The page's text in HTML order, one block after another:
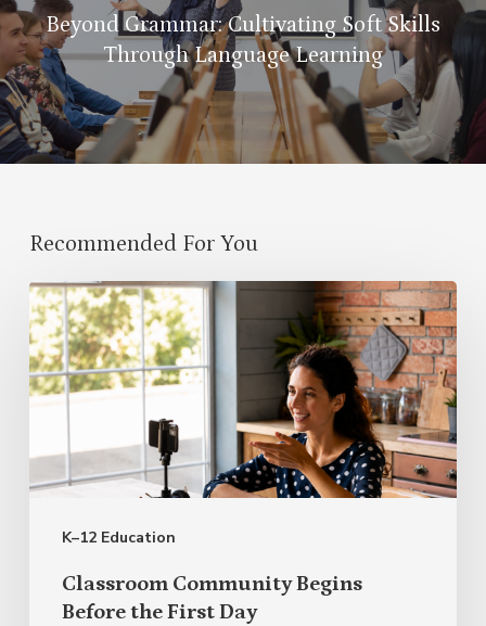
Beyond Grammar: Cultivating Soft Skills
Through Language Learning
Recommended For You
K–12 Education
Classroom
Community
Begins
Before
Classroom Community Begins
Before the First Day